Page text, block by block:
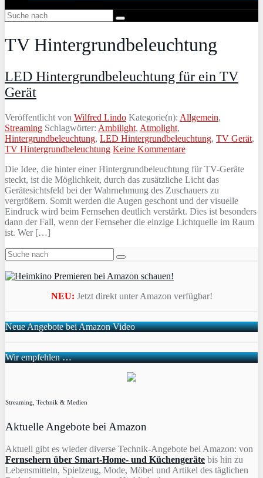
TV Hintergrundbeleuchtung
LED Hintergrundbeleuchtung für ein TV
Gerät
Veröffentlicht von Wilfred Lindo Kategorie(n): Allgemein,
Streaming Schlagwörter: Ambilight, Atmolight,
Hintergrundbeleuchtung, LED Hintergrundbeleuchtung, TV Gerät,
TV Hintergrundbeleuchtung Keine Kommentare
Die Idee, die hinter einer Hintergrundbeleuchtung für TV-Geräte
steckt, ist die Möglichkeit, durch das zusätzliche Licht das
Gerätesichtsfeld bei der Wahrnehmung des Zuschauers zu
vergrößern. Somit werden die Augen geschont und der visuelle
Eindruck wird beim Fernsehen deutlich verstärkt. Dies ist besonders
dann der Fall, wenn der Fernseher die einzige Lichtquelle im Raum
ist. Wer […]
NEU: Jetzt direkt unter Amazon verfügbar!
Neue Angebote bei Amazon Video
Wir empfehlen …
Streaming, Technik & Medien
Aktuelle Angebote bei Amazon
Aktuell gibt es wieder diverse Technik-Angebote bei Amazon: von
Fernsehern über Smart-Home- und Küchengeräte bis hin zu
Lebensmitteln, Spielzeug, Mode, Möbel und Artikel des täglichen